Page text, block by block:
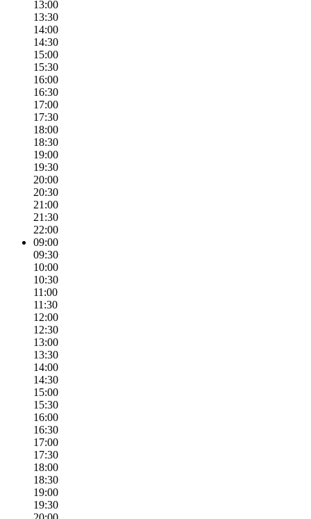
13:00
13:30
14:00
14:30
15:00
15:30
16:00
16:30
17:00
17:30
18:00
18:30
19:00
19:30
20:00
20:30
21:00
21:30
22:00
09:00
09:30
10:00
10:30
11:00
11:30
12:00
12:30
13:00
13:30
14:00
14:30
15:00
15:30
16:00
16:30
17:00
17:30
18:00
18:30
19:00
19:30